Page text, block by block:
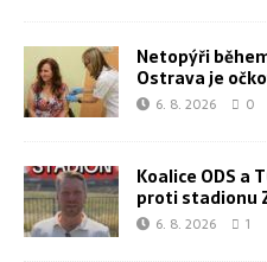
Netopýři
Ostrava je
6. 8. 2026 0
Koalice ODS a
proti stadionu
6. 8. 2026 1